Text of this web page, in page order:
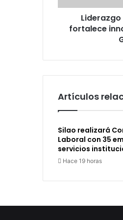
en
Guanajuato
fortalece
Artículos
Silao realizará
Laboral con 35
servicios
Hace 19 horas